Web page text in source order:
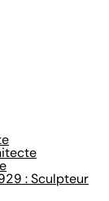
: Sculpteur